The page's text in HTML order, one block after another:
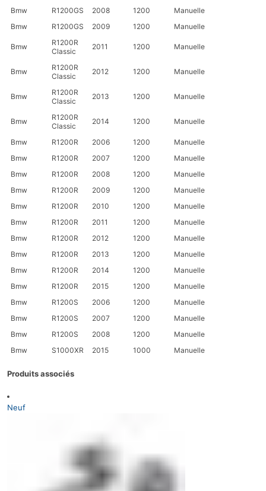
Bmw
R1200GS 2008 1200
Manuelle
Bmw
R1200GS 2009 1200 Manuelle
Bmw
R1200R
Classic
2011 1200 Manuelle
Bmw
R1200R
Classic
2012 1200 Manuelle
Bmw
R1200R
Classic
2013 1200 Manuelle
Bmw
R1200R
Classic
2014 1200 Manuelle
Bmw R1200R 2006 1200
Manuelle
Bmw
R1200R 2007 1200
Manuelle
Bmw
R1200R 2008 1200
Manuelle
Bmw
R1200R 2009 1200
Manuelle
Bmw
R1200R 2010 1200
Manuelle
Bmw
R1200R 2011 1200
Manuelle
Bmw
R1200R 2012 1200
Manuelle
Bmw
R1200R 2013 1200
Manuelle
Bmw
R1200R 2014 1200
Manuelle
Bmw
R1200R 2015 1200
Manuelle
Bmw
R1200S 2006 1200
Manuelle
Bmw
R1200S 2007 1200
Manuelle
Bmw
R1200S 2008 1200
Manuelle
Bmw
S1000XR 2015 1000 Manuelle
Produits associés
Neuf